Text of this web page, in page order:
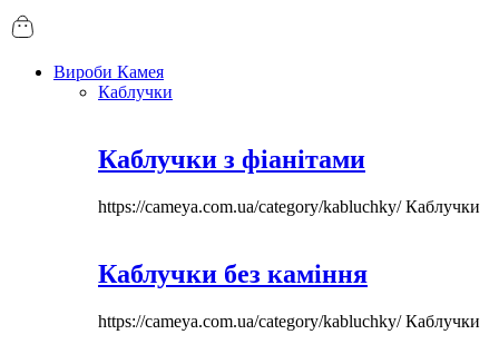
Вироби Камея
Каблучки
Каблучки з фіанітами
https://cameya.com.ua/category/kabluchky/Каблучки
Каблучки без каміння
https://cameya.com.ua/category/kabluchky/Каблучки